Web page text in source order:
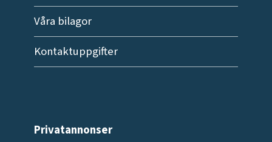
Våra bilagor
Kontaktuppgifter
Privatannonser